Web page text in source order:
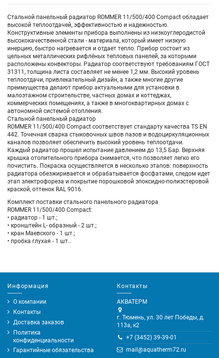
Стальной панельный радиатор ROMMER 11/500/400 Compact обладает
высокой теплоотдачей, эффективностью и надежностью.
Конструктивные элементы прибора выполнены из низкоуглеродистой
высококачественной стали - материала, который имеет низкую
инерцию, быстро нагревается и отдает тепло. Прибор состоит из
цельных металлических рифлёных тепловых панелей, за которыми
расположены конвекторы. Радиатор соответствуют требованиям ГОСТ
31311, толщина листа составляет не менее 1,2 мм. Высокий уровень
теплоотдачи, привлекательный дизайн, а также многие другие
преимущества делают прибор актуальными для установки в
малоэтажном строительстве, частных домах и коттеджах,
коммерческих помещениях, а также в многоквартирных домах с
автономной системой отопления.
Стальной панельный радиатор
ROMMER 11/500/400 Compact соответствует стандарту качества TS EN
442. Точечная сварка стыковочных швов пазов и водоциркуляционных
каналов позволяет обеспечить высокий уровень теплоотдачи.
Каждый радиатор прошел испытание давлением до 13,5 Бар. Верхняя
крышка отопительного прибора снимается, что позволяет легко его
почистить. Покраска осуществляется в несколько этапов: поверхность
радиатора обезжиривается и обрабатывается фосфатами, следом идет
этап электрофореза и покрытие порошковой эпоксидно-полиэстеровой
краской, оттенок RAL 9016.
Комплект поставки стального панельного радиатора
ROMMER 11/500/400 Compact:
• радиатор - 1 шт.;
• кронштейн L- образный - 2 шт.;
• кран Маевского - 1 шт.;
• пробка глухая - 1 шт..
Информация
О компании
Контакты
Доставка заказов
Политика
конфиденциальности
Гарантийные обязательства
Контакты
АКВАТЕРМ
г. Тюмень, ул. 30 лет Победы, д.
113а, к2
+7 (3452) 39-39-01
mail@aquatherm72.ru